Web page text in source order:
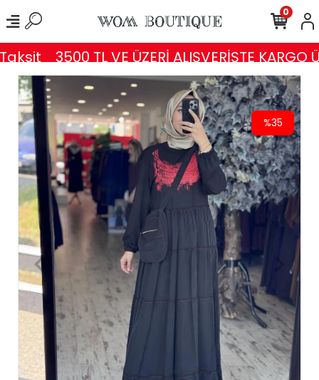
3500 TL VE ÜZERİ ALIŞVERİŞTE KARGO
0
%35